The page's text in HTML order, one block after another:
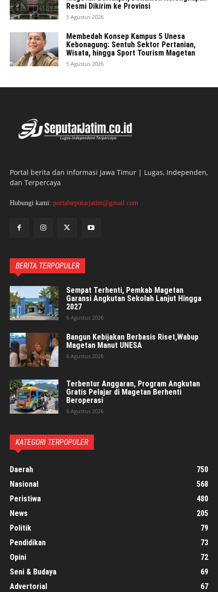
Resmi Dikirim ke Provinsi
5 Agustus 2026
Membedah Konsep Kampus 5 Unesa
Kebonagung: Sentuh Sektor Pertanian,
Wisata, hingga Sport Tourism Magetan
5 Agustus 2026
Portal berita dan informasi Jawa Timur | Lugas, Independen,
dan Terpercaya
Hubungi kami: portalseputarjatim@gmail.com
BERITA TERPOPULER
Sempat Terhenti, Pemkab Magetan
Garansi Angkutan Sekolah Lanjut Hingga
2027
6 Agustus 2026
Bangun Kebijakan Berbasis Riset,Wabup
Magetan Manut UNESA
6 Agustus 2026
Terbentur Anggaran, Program Angkutan
Gratis Pelajar di Magetan Berhenti
Beroperasi
6 Agustus 2026
KATEGORI TERPOPULER
Daerah
750
Nasional
568
Peristiwa
480
News
205
Politik
79
Pendidikan
73
Opini
72
Seni & Budaya
69
Advertorial
67